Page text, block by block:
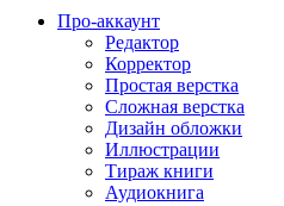
Про-аккаунт
Редактор
Корректор
Простая верстка
Сложная верстка
Дизайн обложки
Иллюстрации
Тираж книги
Аудиокнига